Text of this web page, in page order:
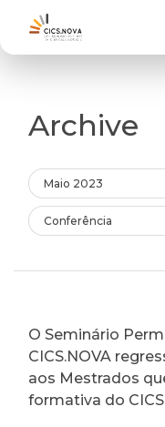
Archive
Maio 2023
Conferência
O Seminário
CICS.NOVA
aos Mestrados
formativa do